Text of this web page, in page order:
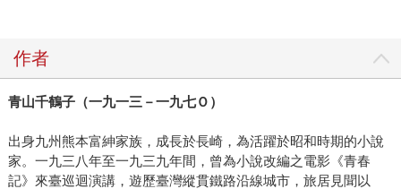
作者
青山千鶴子（一九一三－一九七Ｏ）
出身九州熊本富紳家族，成長於長崎，為活躍於昭和時期的小說
家。一九三八年至一九三九年間，曾為小說改編之電影《青春
記》來臺巡迴演講，遊歷臺灣縱貫鐵路沿線城市，旅居見聞以